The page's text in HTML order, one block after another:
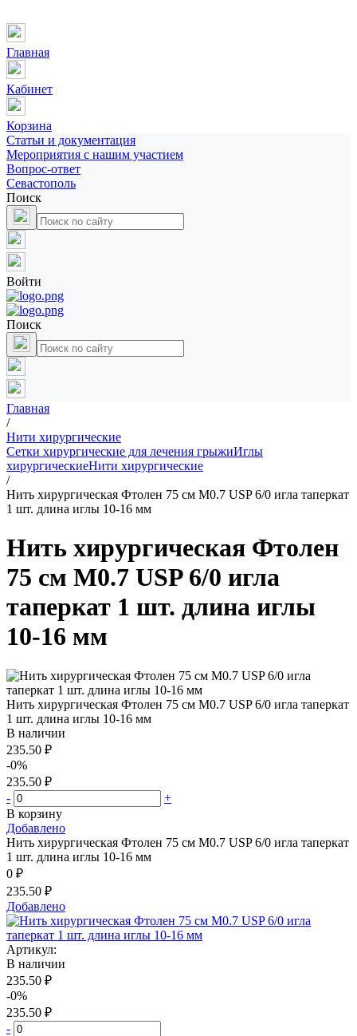
Главная
Кабинет
Корзина
Статьи и документация
Мероприятия с нашим участием
Вопрос-ответ
Севастополь
Поиск
Войти
Поиск
Главная
/
Нити хирургические
Сетки хирургические для лечения грыжиИглы
хирургическиеНити хирургические
/
Нить хирургическая Фтолен 75 см М0.7 USP 6/0 игла таперкат
1 шт. длина иглы 10-16 мм
Нить хирургическая Фтолен
75 см М0.7 USP 6/0 игла
таперкат 1 шт. длина иглы
10-16 мм
Нить хирургическая Фтолен 75 см М0.7 USP 6/0 игла таперкат
1 шт. длина иглы 10-16 мм
В наличии
235.50 ₽
-0%
235.50 ₽
-
+
В корзину
Добавлено
Нить хирургическая Фтолен 75 см М0.7 USP 6/0 игла таперкат
1 шт. длина иглы 10-16 мм
0 ₽
235.50 ₽
Добавлено
Артикул:
В наличии
235.50 ₽
-0%
235.50 ₽
-